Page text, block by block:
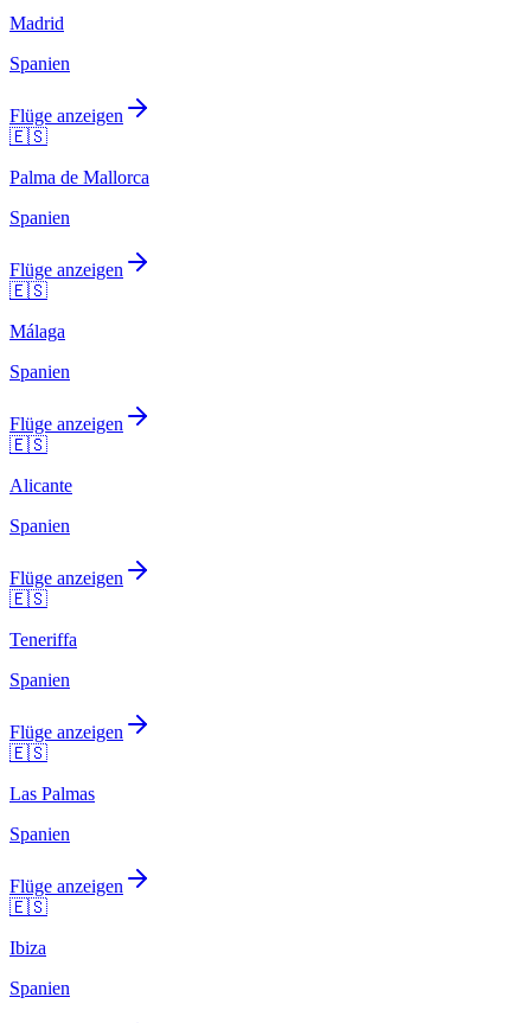
Madrid
Spanien
Flüge anzeigen
🇪🇸
Palma de Mallorca
Spanien
Flüge anzeigen
🇪🇸
Málaga
Spanien
Flüge anzeigen
🇪🇸
Alicante
Spanien
Flüge anzeigen
🇪🇸
Teneriffa
Spanien
Flüge anzeigen
🇪🇸
Las Palmas
Spanien
Flüge anzeigen
🇪🇸
Ibiza
Spanien